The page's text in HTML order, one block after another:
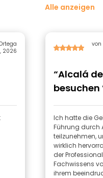
Alle anzeigen
Ortega
2026
“Alcalá
besuchen
Ich hatte die
Führung durch
teilzunehmen,
wirklich
der
Fachwissens
ihrem